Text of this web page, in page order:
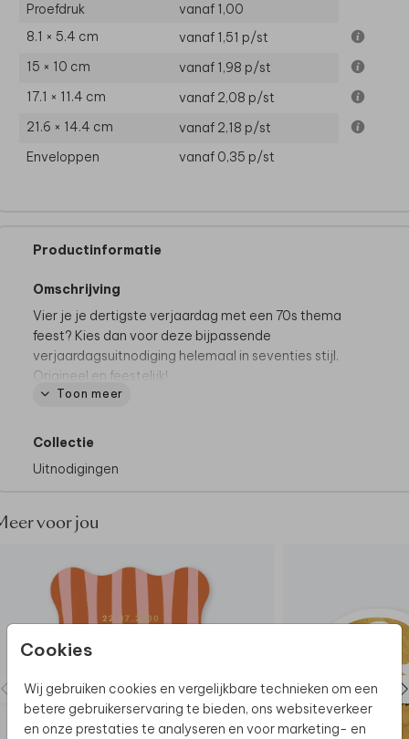
Cookies
Wij gebruiken cookies en vergelijkbare technieken om een
betere gebruikerservaring te bieden, ons websiteverkeer
en onze prestaties te analyseren en voor marketing- en
Proefdruk
vanaf 1,00
8.1 × 5.4 cm
vanaf 1,51 p/st
15 × 10 cm
vanaf 1,98 p/st
17.1 × 11.4 cm
vanaf 2,08 p/st
21.6 × 14.4 cm
vanaf 2,18 p/st
Enveloppen
vanaf 0,35 p/st
Productinformatie
Omschrijving
Vier je je dertigste verjaardag met een 70s thema
feest? Kies dan voor deze bijpassende
verjaardagsuitnodiging helemaal in seventies stijl.
Origineel en feestelijk!
bestellen? Neem dan
Toon meer
Collectie
Uitnodigingen
voor jou